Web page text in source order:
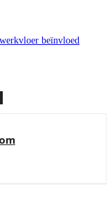
beïnvloed